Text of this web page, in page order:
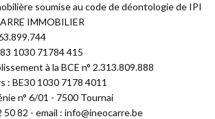
soumise au code de déontologie de IPI
IMMOBILIER
1030 71784 415
à la BCE n° 2.313.809.888
: BE30 1030 7178 4011
n° 6/01 - 7500 Tournai
50 82 - email : info@ineocarre.be